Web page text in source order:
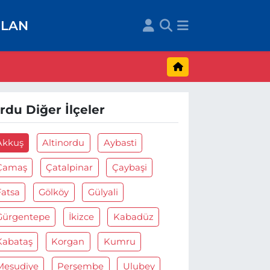
Diğer İlçeler
Altinordu Aybasti
Çatalpinar Çaybaşi
Gölköy Gülyali
İkizce Kabadüz
Korgan Kumru
Perşembe Ulubey